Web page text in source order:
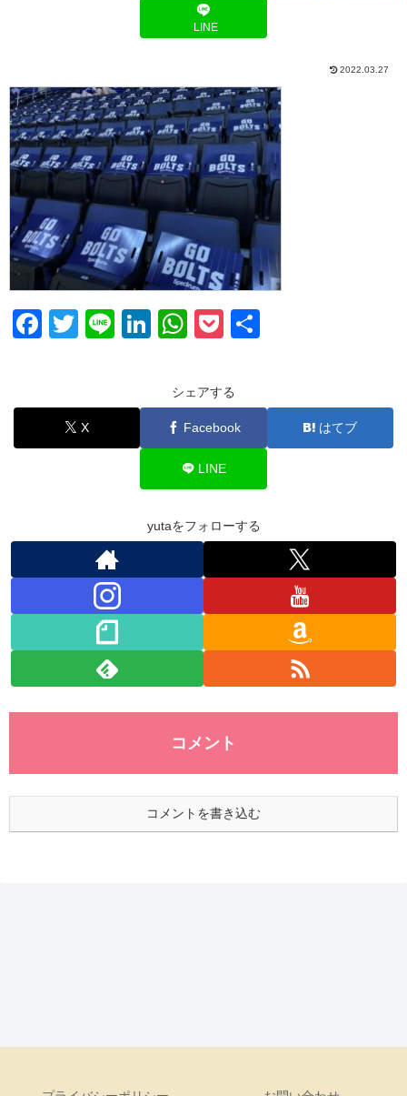
LINE
2022.03.27
F
e
b
T
er
Li
Li
e
dI
W
at
s
A
p
p
P
ck
et
シェアする
X Facebook はてブ
LINE
yutaをフォローする
コメント
コメントを書き込む